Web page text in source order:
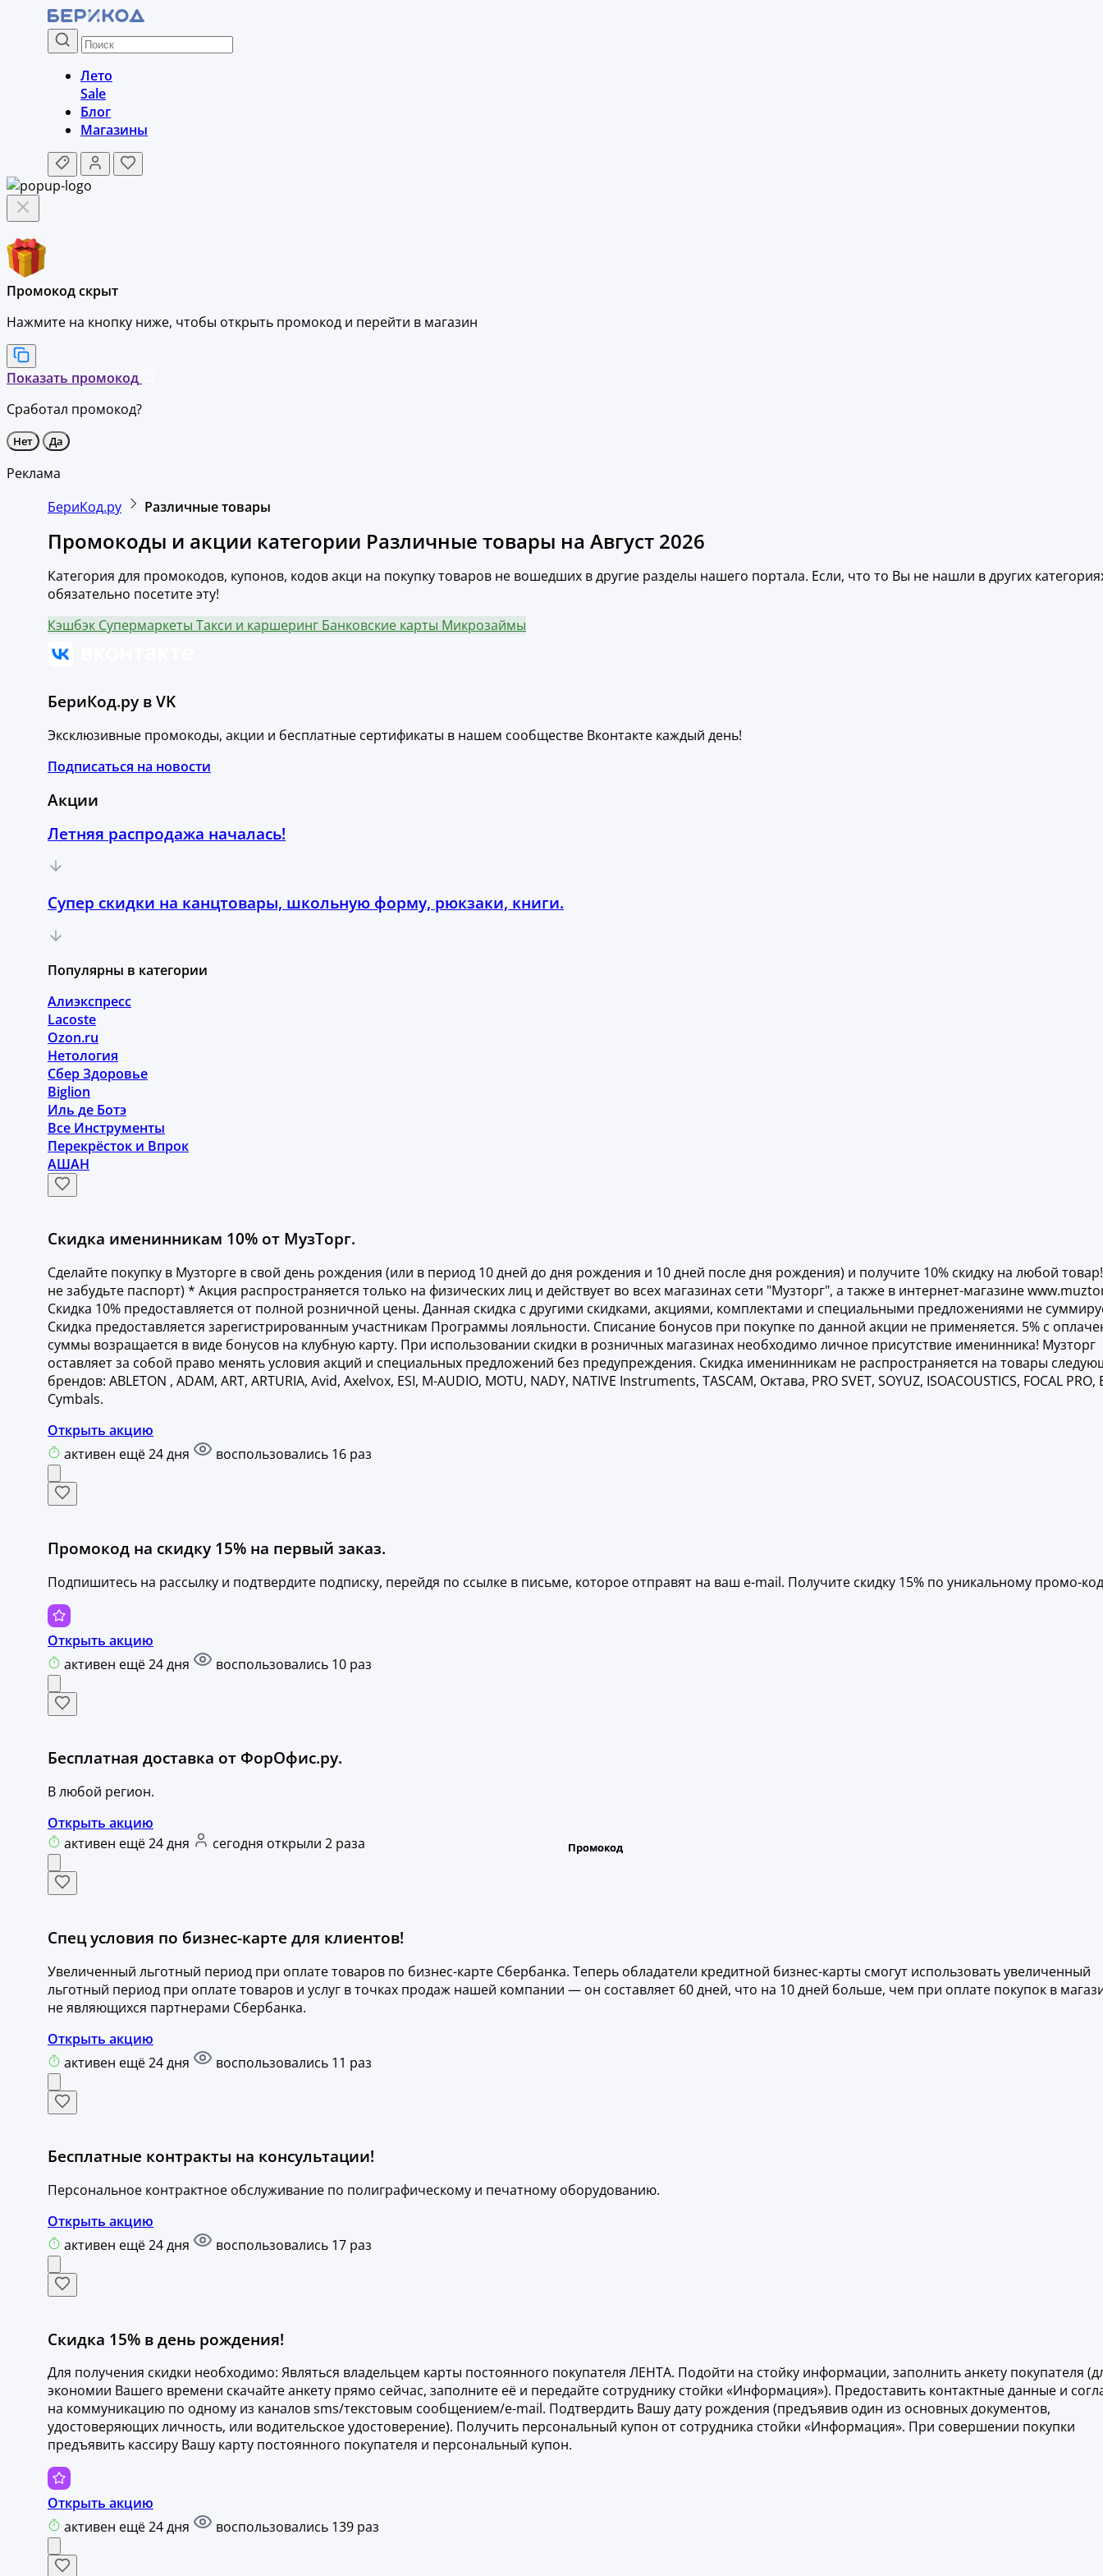
Лето
Sale
Блог
Магазины
Промокод скрыт
Нажмите на кнопку ниже, чтобы открыть промокод и перейти в магазин
Показать промокод
Сработал промокод?
Нет Да
Реклама
БериКод.ру
Различные товары
Промокоды и акции категории Различные товары на Август 2026
Категория для промокодов, купонов, кодов акци на покупку товаров не вошедших в другие разделы нашего портала. Если, что то Вы не нашли в других
обязательно посетите эту!
Кэшбэк Супермаркеты Такси и каршеринг Банковские карты Микрозаймы
БериКод.ру в VK
Эксклюзивные промокоды, акции и бесплатные сертификаты в нашем сообществе Вконтакте каждый день!
Подписаться на новости
Акции
Летняя распродажа началась!
Супер скидки на канцтовары, школьную форму, рюкзаки, книги.
Популярны в категории
Алиэкспресс
Lacoste
Ozon.ru
Нетология
Сбер Здоровье
Biglion
Иль де Ботэ
Все Инструменты
Перекрёсток и Впрок
АШАН
Скидка именинникам 10% от МузТорг.
Сделайте покупку в Музторге в свой день рождения (или в период 10 дней до дня рождения и 10 дней после дня рождения) и получите 10% скидку на любой
не забудьте паспорт) * Акция распространяется только на физических лиц и действует во всех магазинах сети "Музторг", а также в интернет-магазине
Скидка 10% предоставляется от полной розничной цены. Данная скидка с другими скидками, акциями, комплектами и специальными предложениями не
Скидка предоставляется зарегистрированным участникам Программы лояльности. Списание бонусов при покупке по данной акции не применяется. 5% с
суммы возращается в виде бонусов на клубную карту. При использовании скидки в розничных магазинах необходимо личное присутствие именинника! Музторг
оставляет за собой право менять условия акций и специальных предложений без предупреждения. Скидка именинникам не распространяется на товары
брендов: ABLETON , ADAM, ART, ARTURIA, Avid, Axelvox, ESI, M-AUDIO, MOTU, NADY, NATIVE Instruments, TASCAM, Октава, PRO SVET, SOYUZ, ISOACOUSTICS, FOCAL PRO,
Cymbals.
Открыть акцию
активен ещё 24 дня
воспользовались 16 раз
Промокод на скидку 15% на первый заказ.
Подпишитесь на рассылку и подтвердите подписку, перейдя по ссылке в письме, которое отправят на ваш e-mail. Получите скидку 15% по уникальному промо-
Открыть акцию
активен ещё 24 дня
воспользовались 10 раз
Бесплатная доставка от ФорОфис.ру.
В любой регион.
Открыть акцию
активен ещё 24 дня
сегодня открыли 2 раза
Спец условия по бизнес-карте для клиентов!
Увеличенный льготный период при оплате товаров по бизнес-карте Сбербанка. Теперь обладатели кредитной бизнес-карты смогут использовать увеличенный
льготный период при оплате товаров и услуг в точках продаж нашей компании — он составляет 60 дней, что на 10 дней больше, чем при оплате покупок в
не являющихся партнерами Сбербанка.
Открыть акцию
активен ещё 24 дня
воспользовались 11 раз
Бесплатные контракты на консультации!
Персональное контрактное обслуживание по полиграфическому и печатному оборудованию.
Открыть акцию
активен ещё 24 дня
воспользовались 17 раз
Скидка 15% в день рождения!
Для получения скидки необходимо: Являться владельцем карты постоянного покупателя ЛЕНТА. Подойти на стойку информации, заполнить анкету покупателя
экономии Вашего времени скачайте анкету прямо сейчас, заполните её и передайте сотруднику стойки «Информация»). Предоставить контактные данные и
на коммуникацию по одному из каналов sms/текстовым сообщением/e-mail. Подтвердить Вашу дату рождения (предъявив один из основных документов,
удостоверяющих личность, или водительское удостоверение). Получить персональный купон от сотрудника стойки «Информация». При совершении покупки
предъявить кассиру Вашу карту постоянного покупателя и персональный купон.
Открыть акцию
активен ещё 24 дня
воспользовались 139 раз